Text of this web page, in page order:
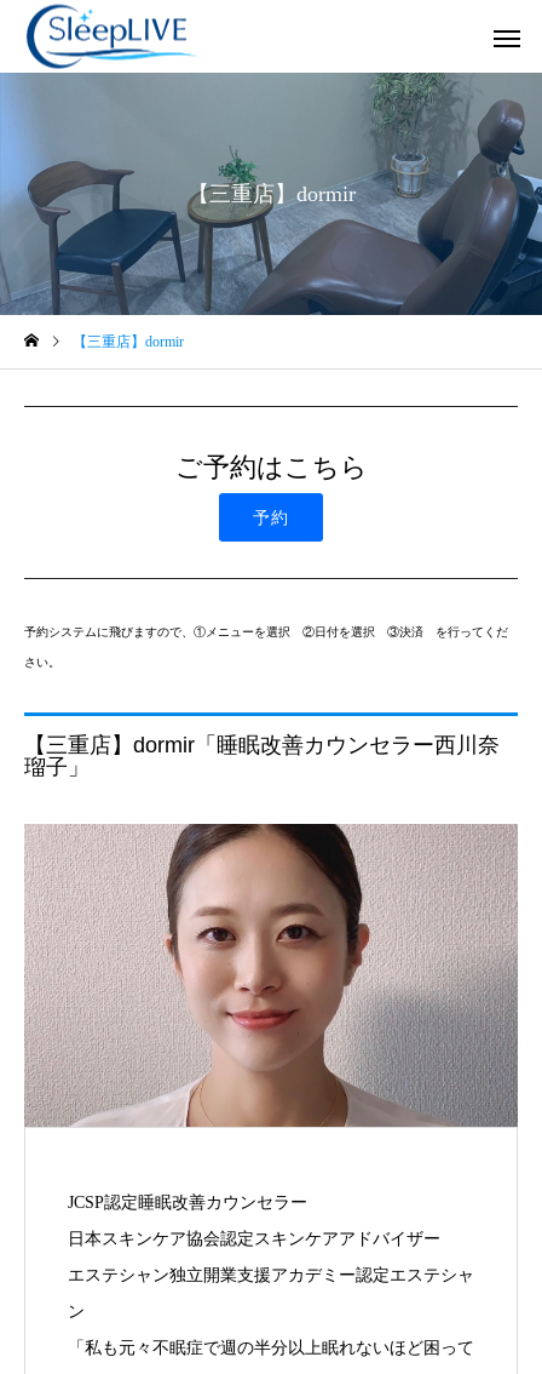
JCSP日本睡眠改善カ
ウンセリング
クリニックの
未分類
保護中: コース
スペシャル対談
眠りの森溝口 by
の代表、溝口奈美子氏
麻利子のスペシャル対
【三重店】dormir
【三重店】dormir
ご予約はこちら
予約
予約システムに飛びますので、①メニューを選択 ②日付を選択 ③決済 を行ってくだ
さい。
【三重店】dormir「睡眠改善カウンセラー西川奈
瑠子」
JCSP認定睡眠改善カウンセラー
日本スキンケア協会認定スキンケアアドバイザー
エステシャン独立開業支援アカデミー認定エステシャ
ン
「私も元々不眠症で週の半分以上眠れないほど困って